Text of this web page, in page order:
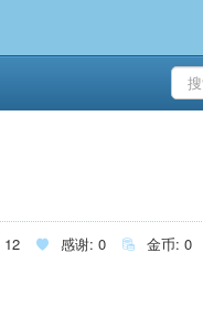
12  感谢: 0  金币: 0